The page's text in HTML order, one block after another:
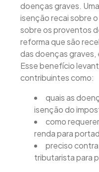
doenças graves.
isenção recai sobre
sobre os proventos
reforma que são
das doenças graves,
Esse benefício
contribuintes como:
quais as
isenção do
como
renda para
preciso
tributarista para